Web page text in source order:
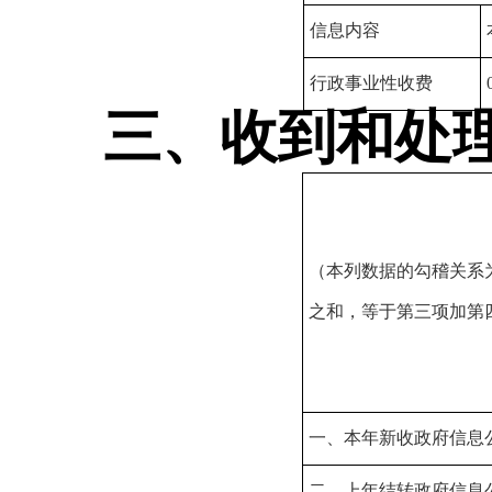
信息内容
行政事业性收费
三、收到和处
（本列数据的勾稽关
之和，等于第三项加第
一、本年新收政府信息